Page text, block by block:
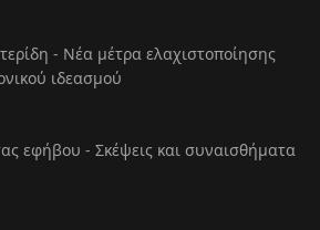
- Νέα μέτρα ελαχιστοποίησης
ιδεασμού
εφήβου - Σκέψεις και συναισθήματα